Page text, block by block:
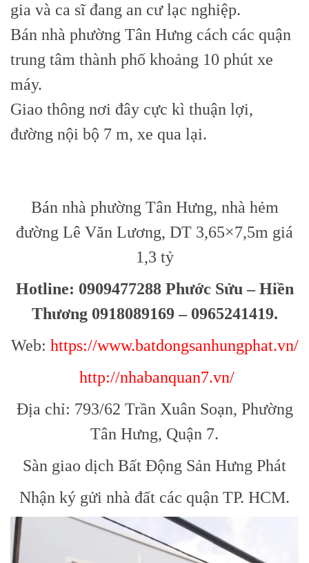
gia và ca sĩ đang an cư lạc nghiệp.
Bán nhà phường Tân Hưng cách các quận
trung tâm thành phố khoảng 10 phút xe
máy.
Giao thông nơi đây cực kì thuận lợi,
đường nội bộ 7 m, xe qua lại.
Bán nhà phường Tân Hưng, nhà hẻm
đường Lê Văn Lương, DT 3,65×7,5m giá
1,3 tỷ
Hotline: 0909477288 Phước Sửu – Hiền
Thương 0918089169 – 0965241419.
Web: https://www.batdongsanhungphat.vn/
http://nhabanquan7.vn/
Địa chỉ: 793/62 Trần Xuân Soạn, Phường
Tân Hưng, Quận 7.
Sàn giao dịch Bất Động Sản Hưng Phát
Nhận ký gửi nhà đất các quận TP. HCM.